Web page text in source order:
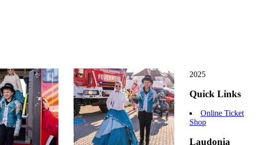
2025
Quick Links
Online Ticket
Shop
Laudonia